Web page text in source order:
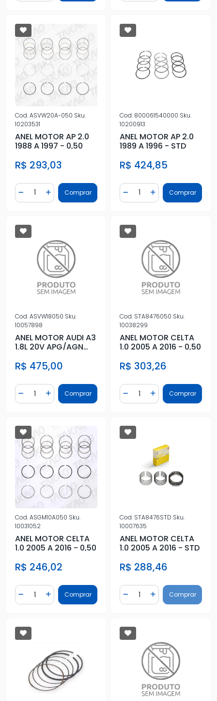
Cod.ASVW20A-050 Sku.
10203531
ANEL MOTOR AP 2.0
1988 A 1997 - 0,50
R$ 293,03
Diminuir Quantidade
Quantidade
Adicionar Quantidade
Comprar
Cod. 800061540000 Sku.
10200913
ANEL MOTOR AP 2.0
1989 A 1996 - STD
R$ 424,85
Diminuir Quantidade
Quantidade
AdicionarComprar
Cod.ASVW18050 Sku.
10057898
ANEL MOTOR AUDI A3
1.8L 20V APG/AGN
R$ 475,00
Diminuir Quantidade
Quantidade
Adicionar Quantidade
Comprar
Cod. STA8476050 Sku.
10038299
ANEL MOTOR CELTA
1.0 2005 A 2016 - 0,50
R$ 303,26
Diminuir Quantidade
Quantidade
AdicionarComprar
Cod.ASGM10A050 Sku.
10031052
ANEL MOTOR CELTA
1.0 2005 A 2016 - 0,50
R$ 246,02
Diminuir Quantidade
Quantidade
Adicionar Quantidade
Comprar
Cod. STA8476STD Sku.
10007635
ANEL MOTOR CELTA
1.0 2005 A 2016 - STD
R$ 288,46
Diminuir Quantidade
Quantidade
AdicionarComprar